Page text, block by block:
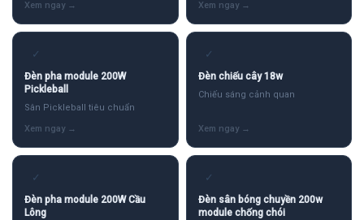
✓
Đèn pha module 200W
Pickleball
Sân Pickleball tiêu chuẩn
✓
Đèn chiếu cây 18w
Chiếu sáng cảnh quan
✓
Đèn pha module 200W Cầu
Lông
✓
Đèn sân bóng chuyền 200w
module chống chói